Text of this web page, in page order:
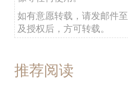
如有意愿转载，请发邮件至
及授权后，方可转载。
推荐阅读